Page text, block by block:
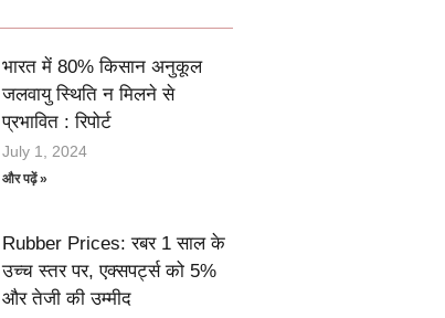
भारत में 80% किसान अनुकूल
जलवायु स्थिति न मिलने से
प्रभावित : रिपोर्ट
July 1, 2024
और पढ़ें »
Rubber Prices: रबर 1 साल के
उच्च स्तर पर, एक्सपर्ट्स को 5%
और तेजी की उम्मीद